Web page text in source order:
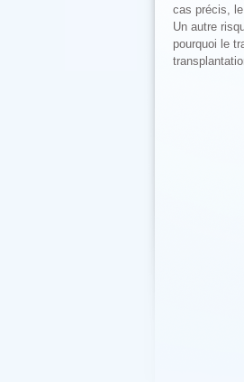
cas précis,
Un autre
pourquoi le